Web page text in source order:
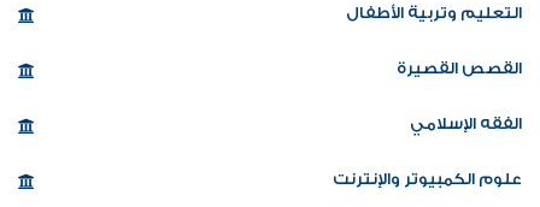
التعليم وتربية الأطفال
القصص القصيرة
الفقه الإسلامي
علوم الكمبيوتر والإنترنت